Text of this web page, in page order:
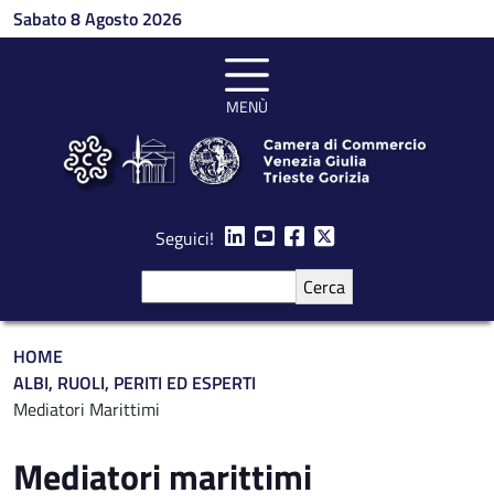
Salta al contenuto principale
Sabato 8 Agosto 2026
MENÙ
Seguici!
Briciole di pane
HOME
ALBI, RUOLI, PERITI ED ESPERTI
Mediatori Marittimi
Mediatori marittimi